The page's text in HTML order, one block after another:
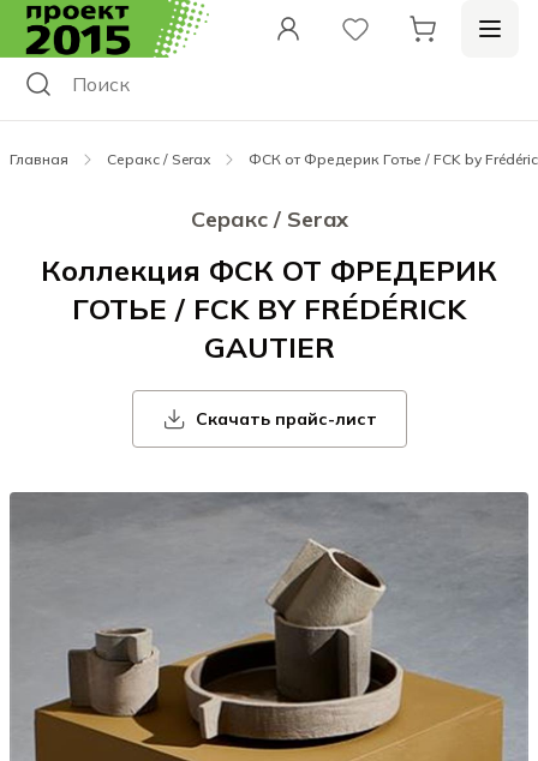
Главная Серакс / Serax ФСК от Фредерик Готье / FCK by
Серакс / Serax
Коллекция ФСК ОТ ФРЕДЕРИК
ГОТЬЕ / FCK BY FRÉDÉRICK
GAUTIER
Скачать прайс-лист